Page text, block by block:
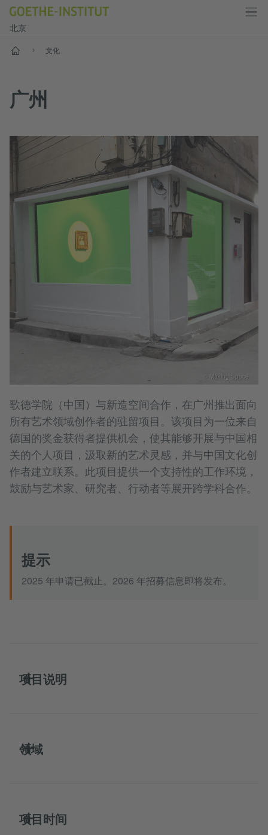
北京
首页 文化
广州
歌德学院（中国）与新造空间合作，在广州推出面向
所有艺术领域创作者的驻留项目。该项目为一位来自
德国的奖金获得者提供机会，使其能够开展与中国相
关的个人项目，汲取新的艺术灵感，并与中国文化创
作者建立联系。此项目提供一个支持性的工作环境，
鼓励与艺术家、研究者、行动者等展开跨学科合作。
© Making Space
提示
2025 年申请已截止。2026 年招募信息即将发布。
项目说明
领域
项目时间